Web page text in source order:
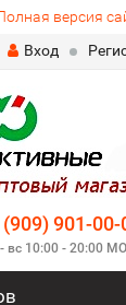
версия
Вход
901-00-
вс 10:00 - 20:00